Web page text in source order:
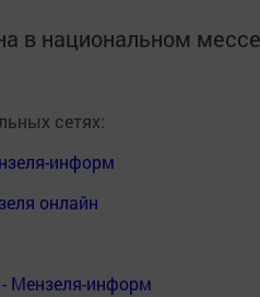
в национальном
сетях:
информ
онлайн
Мензеля-информ